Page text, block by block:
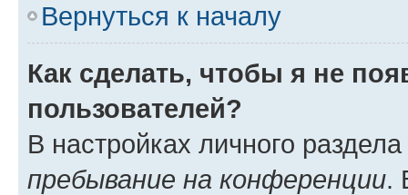
Вернуться к началу
Как сделать, чтобы я не
пользователей?
В настройках личного
пребывание на конференции.